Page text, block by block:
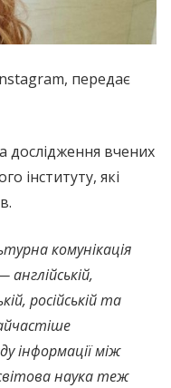
передає
дослідження вчених
інституту, які
комунікація
російській та
інформації між
наука теж